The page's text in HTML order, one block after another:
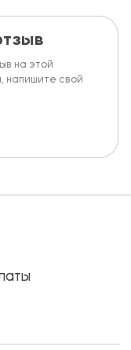
на этой
напишите свой